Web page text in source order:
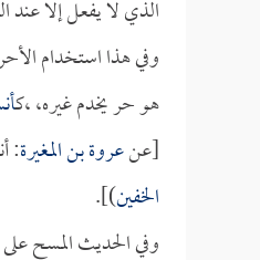
الذي لا يفعل إلا عند
وفي هذا استخدام
هو حر يخدم غيره، ،ك
[عنعروة بن المغيرة:
الخفين)].
وفي الحديث المسح